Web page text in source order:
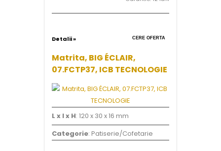
Detalii » CERE OFERTA
Matrita, BIG ÉCLAIR,
07.FCTP37, ICB TECNOLOGIE
L x l x H: 120 x 30 x 16 mm
Categorie: Patiserie/Cofetarie